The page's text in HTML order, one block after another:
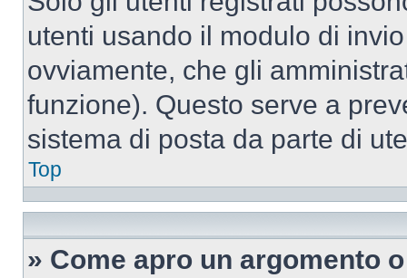
utenti usando il modulo di
ovviamente, che gli
funzione). Questo serve a
sistema di posta da parte di
Top
» Come apro un argomento